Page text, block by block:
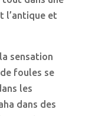
l’antique et
sensation
foules se
les
dans des